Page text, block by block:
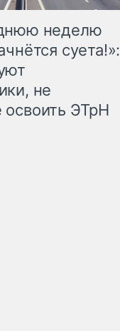
неделю
суета!»:
не
освоить ЭТрН